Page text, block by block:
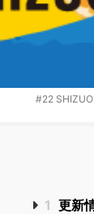
#22
1 更新